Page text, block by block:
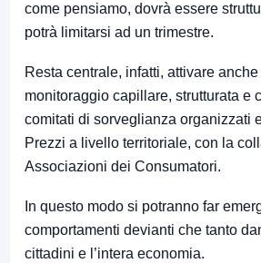
come pensiamo, dovrà essere
potrà limitarsi ad un trimestre.
Resta centrale, infatti, attivare anche
monitoraggio capillare, strutturata e
comitati di sorveglianza organizzati
Prezzi a livello territoriale, con la
Associazioni dei Consumatori.
In questo modo si potranno far
comportamenti devianti che tanto
cittadini e l’intera economia.